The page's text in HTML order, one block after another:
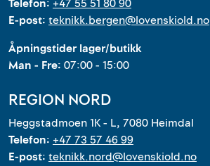
Telefon: +47 55 51 80 90
E-post: teknikk.bergen@lovenskiold.no
Åpningstider lager/butikk
Man - Fre: 07:00 - 15:00
REGION NORD
Heggstadmoen 1K - L, 7080 Heimdal
Telefon: +47 73 57 46 99
E-post: teknikk.nord@lovenskiold.no